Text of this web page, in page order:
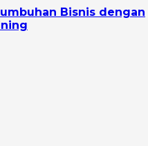
Bisnis dengan